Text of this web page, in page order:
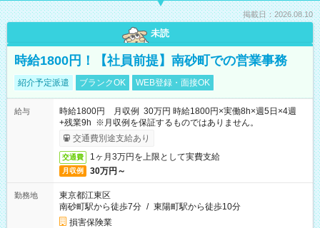
掲載日：2026.08.10
未読
時給1800円！【社員前提】南砂町での営業事務
紹介予定派遣 ブランクOK WEB登録・面接OK
給与
時給1800円 月収例 30万円 時給1800円×実働8h×週5日×4週
+残業9h ※月収例を保証するものではありません。
交通費別途支給あり
交通費 1ヶ月3万円を上限として実費支給
月収例 30万円～
勤務地
東京都江東区
南砂町駅から徒歩7分 / 東陽町駅から徒歩10分
損害保険業